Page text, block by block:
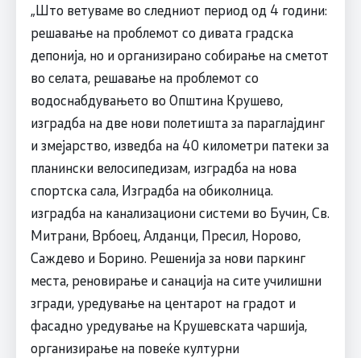
„Што ветуваме во следниот период од 4 години:
решавање на проблемот со дивата градска
депонија, но и организирано собирање на сметот
во селата, решавање на проблемот со
водоснабдувањето во Општина Крушево,
изградба на две нови полетишта за параглајдинг
и змејарство, изведба на 40 километри патеки за
планински велосипедизам, изградба на нова
спортска сала, Изградба на обиколница.
изградба на канализациони системи во Бучин, Св.
Митрани, Врбоец, Алданци, Пресил, Норово,
Саждево и Борино. Решенија за нови паркинг
места, реновирање и санација на сите училишни
згради, уредување на центарот на градот и
фасадно уредување на Крушевската чаршија,
организирање на повеќе културни